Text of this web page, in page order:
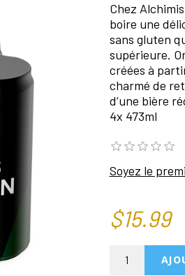
Chez
boire une
sans gluten
supérieure.
créées à
charmé de
d’une bière
4x 473ml
Soyez le
$15.99